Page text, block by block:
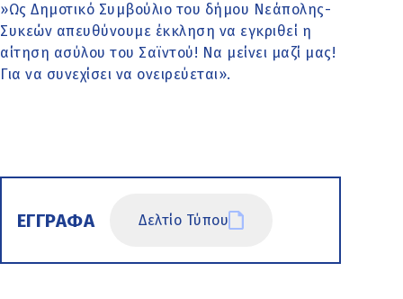
»Ως Δημοτικό Συμβούλιο του δήμου Νεάπολης-
Συκεών απευθύνουμε έκκληση να εγκριθεί η
αίτηση ασύλου του Σαϊντού! Να μείνει μαζί μας!
Για να συνεχίσει να ονειρεύεται».
ΕΓΓΡΑΦΑ Δελτίο Τύπου